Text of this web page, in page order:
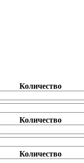
Количество
Количество
Количество